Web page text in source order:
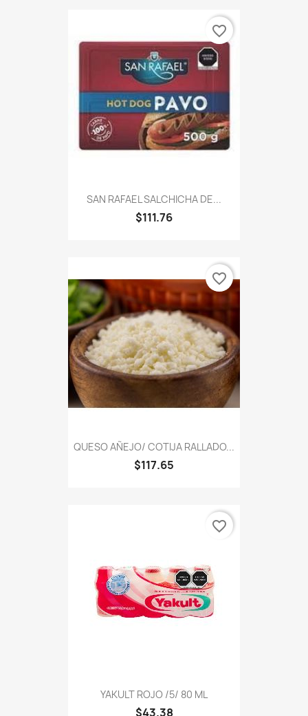
SAN RAFAEL SALCHICHA DE...
$111.76
favorite_border
QUESO AÑEJO/ COTIJA RALLADO...
$117.65
favorite_border
YAKULT ROJO /5/ 80 ML
$43.38
favorite_border